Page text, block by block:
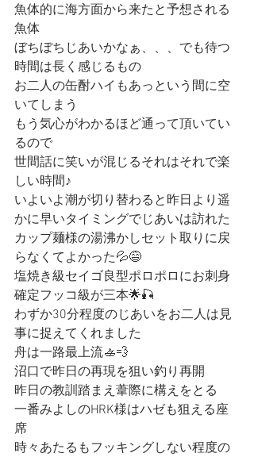
魚体的に海方面から来たと予想される
魚体
ぼちぼちじあいかなぁ、、、でも待つ
時間は長く感じるもの
お二人の缶酎ハイもあっという間に空
いてしまう
もう気心がわかるほど通って頂いてい
るので
世間話に笑いが混じるそれはそれで楽
しい時間♪
いよいよ潮が切り替わると昨日より遥
かに早いタイミングでじあいは訪れた
カップ麺様の湯沸かしセット取りに戻
らなくてよかった💦😅
塩焼き級セイゴ良型ポロポロにお刺身
確定フッコ級が三本🌟🎣
わずか30分程度のじあいをお二人は見
事に捉えてくれました
舟は一路最上流🚣💨
沼口で昨日の再現を狙い釣り再開
昨日の教訓踏まえ葦際に構えをとる
一番みよしのHRK様はハゼも狙える座
席
時々あたるもフッキングしない程度の